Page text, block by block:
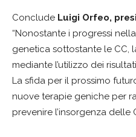
Conclude Luigi Orfeo,
“Nonostante i progressi
genetica sottostante le CC,
mediante l’utilizzo dei
La sfida per il prossimo
nuove terapie geniche per
prevenire l’insorgenza delle